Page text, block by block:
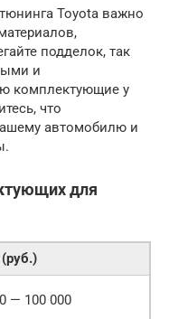
Toyota важно
подделок, так
и
комплектующие у
что
автомобилю и
для
— 100 000